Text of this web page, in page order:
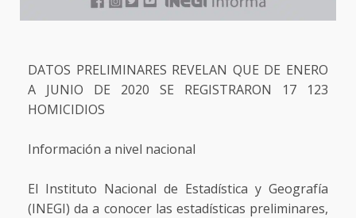
DATOS PRELIMINARES REVELAN QUE DE ENERO
A JUNIO DE 2020 SE REGISTRARON 17 123
HOMICIDIOS
Información a nivel nacional
El Instituto Nacional de Estadística y Geografía
(INEGI) da a conocer las estadísticas preliminares,